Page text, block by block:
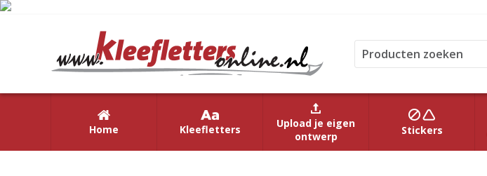
Home Kleefletters
Upload je eigen
ontwerp
Stickers